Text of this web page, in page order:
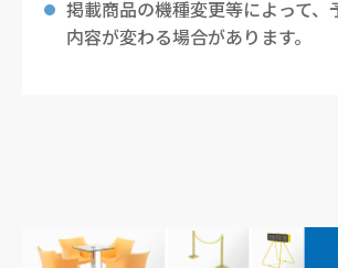
掲載商品の機種変更等によって、
内容が変わる場合があります。